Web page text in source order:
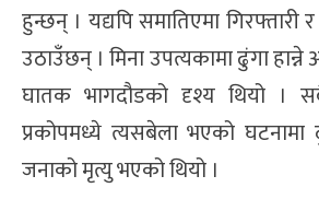
हुन्छन् । यद्यपि समातिएमा गिरफ्तारी
उठाउँछन् । मिना उपत्यकामा ढुंगा हान्ने
घातक भागदौडको दृश्य थियो ।
प्रकोपमध्ये त्यसबेला भएको
जनाको मृत्यु भएको थियो ।